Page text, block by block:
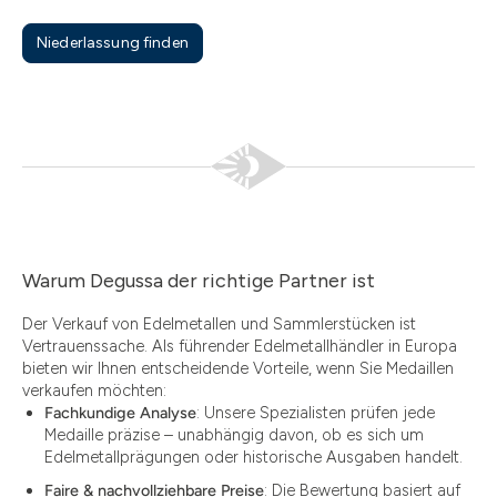
Niederlassung finden
Warum Degussa der richtige Partner ist
Der Verkauf von Edelmetallen und Sammlerstücken ist
Vertrauenssache. Als führender Edelmetallhändler in Europa
bieten wir Ihnen entscheidende Vorteile, wenn Sie Medaillen
verkaufen möchten:
Fachkundige Analyse: Unsere Spezialisten prüfen jede
Medaille präzise – unabhängig davon, ob es sich um
Edelmetallprägungen oder historische Ausgaben handelt.
Faire & nachvollziehbare Preise: Die Bewertung basiert auf